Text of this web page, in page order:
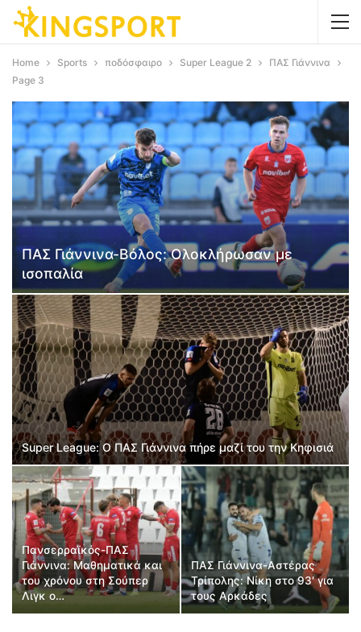
Home Sports ποδόσφαιρο Super League 2
ΠΑΣ Γιάννινα
Page 3
ΠΑΣ Γιάννινα-Βόλος: Ολοκλήρωσαν με
ισοπαλία
Super League: Ο ΠΑΣ Γιάννινα πήρε μαζί του την Κηφισιά
Πανσερραϊκός-ΠΑΣ
Γιάννινα: Μαθηματικά και
του χρόνου στη Σούπερ
Λιγκ ο…
ΠΑΣ Γιάννινα-Αστέρας
Τρίπολης: Νίκη στο 93′ για
τους Αρκάδες